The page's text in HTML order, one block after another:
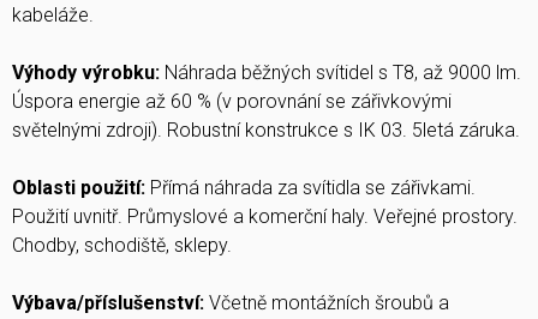
kabeláže.
Výhody výrobku: Náhrada běžných svítidel s T8, až 9000 lm.
Úspora energie až 60 % (v porovnání se zářivkovými
světelnými zdroji). Robustní konstrukce s IK 03. 5letá záruka.
Oblasti použití: Přímá náhrada za svítidla se zářivkami.
Použití uvnitř. Průmyslové a komerční haly. Veřejné prostory.
Chodby, schodiště, sklepy.
Výbava/příslušenství: Včetně montážních šroubů a